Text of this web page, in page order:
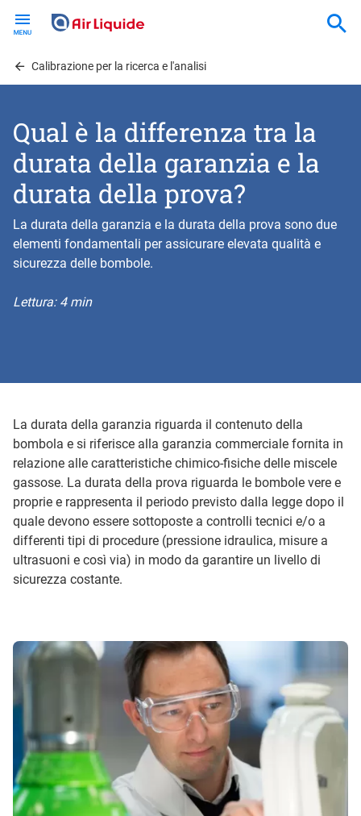
contentCalibrazione per la ricerca e l'analisi
Qual è la differenza tra la
durata della garanzia e la
durata della prova?
La durata della garanzia e la durata della prova sono due
elementi fondamentali per assicurare elevata qualità e
sicurezza delle bombole.
Lettura: 4 min
La durata della garanzia riguarda il contenuto della
bombola e si riferisce alla garanzia commerciale fornita in
relazione alle caratteristiche chimico-fisiche delle miscele
gassose. La durata della prova riguarda le bombole vere e
proprie e rappresenta il periodo previsto dalla legge dopo il
quale devono essere sottoposte a controlli tecnici e/o a
differenti tipi di procedure (pressione idraulica, misure a
ultrasuoni e così via) in modo da garantire un livello di
sicurezza costante.